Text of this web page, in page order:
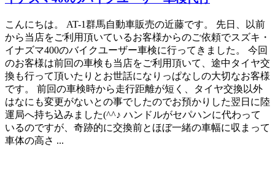
こんにちは。 AT-1群馬自動車販売の近藤です。 先日、以前
から当店をご利用頂いているお客様からのご依頼でスズキ・
イナズマ400のバイクユーザー車検に行ってきました。 今回
のお客様は前回の車検も当店をご利用頂いて、途中タイヤ交
換も行って頂いたりとお世話になりっぱなしの大切なお客様
です。 前回の車検時から走行距離が短く、タイヤ交換以外
はなにも変更がないとの事でしたのでお預かりした翌日に陸
運局へ持ち込みました(^^♪ ハンドルがセパハンに代わって
いるのですが、奇跡的に交換前とほぼ一緒の車幅に収まって
車体の高さ ...